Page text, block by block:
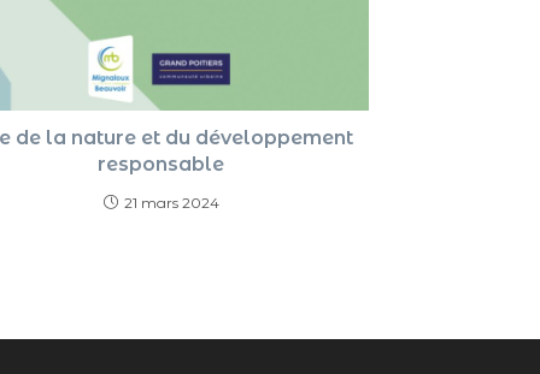
de la nature et du développement
responsable
21 mars 2024